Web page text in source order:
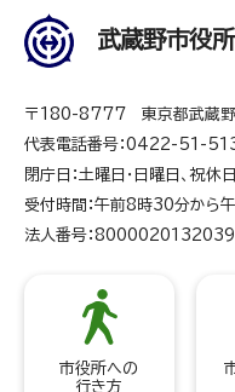
武蔵野市役所
〒180-8777 東京都武蔵
代表電話番号：0422-51-
閉庁日：土曜日・日曜日、祝
受付時間：午前8時30分から
法人番号：8000020132039
市役所への
行き方